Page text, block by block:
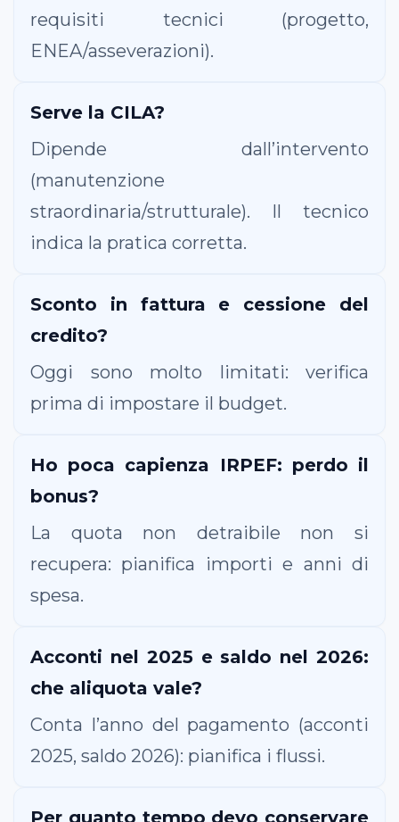
requisiti tecnici (progetto,
ENEA/asseverazioni).
Serve la CILA?
Dipende dall’intervento
(manutenzione
straordinaria/strutturale). Il tecnico
indica la pratica corretta.
Sconto in fattura e cessione del
credito?
Oggi sono molto limitati: verifica
prima di impostare il budget.
Ho poca capienza IRPEF: perdo il
bonus?
La quota non detraibile non si
recupera: pianifica importi e anni di
spesa.
Acconti nel 2025 e saldo nel 2026:
che aliquota vale?
Conta l’anno del pagamento (acconti
2025, saldo 2026): pianifica i flussi.
Per quanto tempo devo conservare